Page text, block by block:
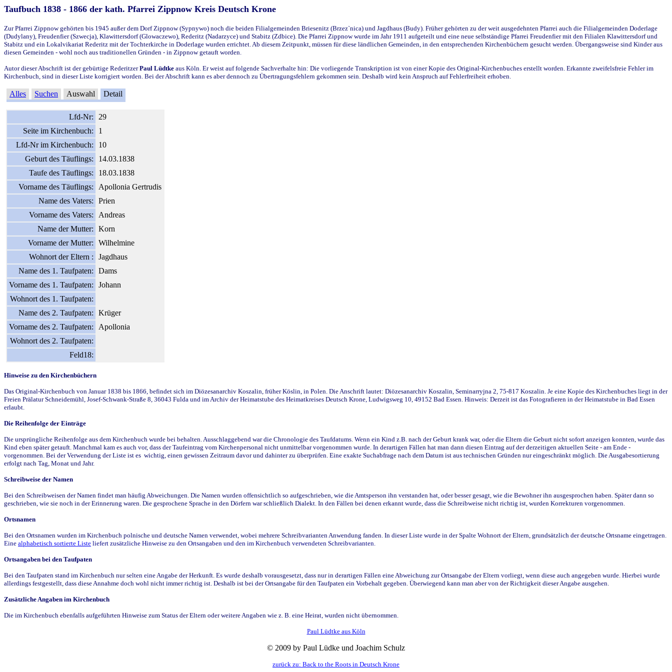
Taufbuch 1838 - 1866 der kath. Pfarrei Zippnow Kreis Deutsch Krone
Zur Pfarrei Zippnow gehörten bis 1945 außer dem Dorf Zippnow (Sypnywo) noch die beiden Filialgemeinden Briesenitz (Brzez`nica) und Jagdhaus (Budy). Früher gehörten zu der weit ausgedehnten Pfarrei auch die Filialgemeinden Doderlage
(Dudylany), Freudenfier (Szwecja), Klawittersdorf (Glowaczewo), Rederitz (Nadarzyce) und Stabitz (Zdbice). Die Pfarrei Zippnow wurde im Jahr 1911 aufgeteilt und eine neue selbständige Pfarrei Freudenfier mit den Filialen Klawittersdorf und
Stabitz und ein Lokalvikariat Rederitz mit der Tochterkirche in Doderlage wurden errichtet. Ab diesem Zeitpunkt, müssen für diese ländlichen Gemeinden, in den entsprechenden Kirchenbüchern gesucht werden. Übergangsweise sind Kinder aus
diesen Gemeinden - wohl noch aus traditionellen Gründen - in Zippnow getauft worden.
Autor dieser Abschrift ist der gebürtige RederitzerPaul Lüdtke aus Köln. Er weist auf folgende Sachverhalte hin: Die vorliegende Transkription ist von einer Kopie des Original-Kirchenbuches erstellt worden. Erkannte zweifelsfreie Fehler im
Kirchenbuch, sind in dieser Liste korrigiert worden. Bei der Abschrift kann es aber dennoch zu Übertragungsfehlern gekommen sein. Deshalb wird kein Anspruch auf Fehlerfreiheit erhoben.
Alles Suchen Auswahl Detail
Lfd-Nr:
29
Seite im Kirchenbuch:
1
Lfd-Nr im Kirchenbuch:
10
Geburt des Täuflings:
14.03.1838
Taufe des Täuflings:
18.03.1838
Vorname des Täuflings:
Apollonia Gertrudis
Name des Vaters:
Prien
Vorname des Vaters:
Andreas
Name der Mutter:
Korn
Vorname der Mutter:
Wilhelmine
Wohnort der Eltern :
Jagdhaus
Name des 1. Taufpaten:
Dams
Vorname des 1. Taufpaten:
Johann
Wohnort des 1. Taufpaten:
Name des 2. Taufpaten:
Krüger
Vorname des 2. Taufpaten:
Apollonia
Wohnort des 2. Taufpaten:
Feld18:
Hinweise zu den Kirchenbüchern
Das Original-Kirchenbuch von Januar 1838 bis 1866, befindet sich im Diözesanarchiv Koszalin, früher Köslin, in Polen. Die Anschrift lautet: Diözesanarchiv Koszalin, Seminarryjna 2, 75-817 Koszalin. Je eine Kopie des Kirchenbuches liegt in der
Freien Prälatur Schneidemühl, Josef-Schwank-Straße 8, 36043 Fulda und im Archiv der Heimatstube des Heimatkreises Deutsch Krone, Ludwigsweg 10, 49152 Bad Essen. Hinweis: Derzeit ist das Fotografieren in der Heimatstube in Bad Essen
erlaubt.
Die Reihenfolge der Einträge
Die ursprüngliche Reihenfolge aus dem Kirchenbuch wurde bei behalten. Ausschlaggebend war die Chronologie des Taufdatums. Wenn ein Kind z.B. nach der Geburt krank war, oder die Eltern die Geburt nicht sofort anzeigen konnten, wurde das
Kind eben später getauft. Manchmal kam es auch vor, dass der Taufeintrag vom Kirchenpersonal nicht unmittelbar vorgenommen wurde. In derartigen Fällen hat man dann diesen Eintrag auf der derzeitigen aktuellen Seite - am Ende -
vorgenommen. Bei der Verwendung der Liste ist es wichtig, einen gewissen Zeitraum davor und dahinter zu überprüfen. Eine exakte Suchabfrage nach dem Datum ist aus technischen Gründen nur eingeschränkt möglich. Die Ausgabesortierung
erfolgt nach Tag, Monat und Jahr.
Schreibweise der Namen
Bei den Schreibweisen der Namen findet man häufig Abweichungen. Die Namen wurden offensichtlich so aufgeschrieben, wie die Amtsperson ihn verstanden hat, oder besser gesagt, wie die Bewohner ihn ausgesprochen haben. Später dann so
geschrieben, wie sie noch in der Erinnerung waren. Die gesprochene Sprache in den Dörfern war schließlich Dialekt. In den Fällen bei denen erkannt wurde, dass die Schreibweise nicht richtig ist, wurden Korrekturen vorgenommen.
Ortsnamen
Bei den Ortsnamen wurden im Kirchenbuch polnische und deutsche Namen verwendet, wobei mehrere Schreibvarianten Anwendung fanden. In dieser Liste wurde in der Spalte Wohnort der Eltern, grundsätzlich der deutsche Ortsname eingetragen.
Eine alphabetisch sortierte Liste liefert zusätzliche Hinweise zu den Ortsangaben und den im Kirchenbuch verwendeten Schreibvarianten.
Ortsangaben bei den Taufpaten
Bei den Taufpaten stand im Kirchenbuch nur selten eine Angabe der Herkunft. Es wurde deshalb vorausgesetzt, dass nur in derartigen Fällen eine Abweichung zur Ortsangabe der Eltern vorliegt, wenn diese auch angegeben wurde. Hierbei wurde
allerdings festgestellt, dass diese Annahme doch wohl nicht immer richtig ist. Deshalb ist bei der Ortsangabe für den Taufpaten ein Vorbehalt gegeben. Überwiegend kann man aber von der Richtigkeit dieser Angabe ausgehen.
Zusätzliche Angaben im Kirchenbuch
Die im Kirchenbuch ebenfalls aufgeführten Hinweise zum Status der Eltern oder weitere Angaben wie z. B. eine Heirat, wurden nicht übernommen.
Paul Lüdtke aus Köln
© 2009 by Paul Lüdke und Joachim Schulz
zurück zu: Back to the Roots in Deutsch Krone